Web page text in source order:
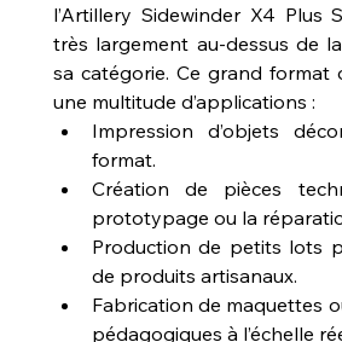
l’Artillery Sidewinder X4 Plus
très largement au-dessus de
sa catégorie. Ce grand format
une multitude d’applications :
Impression d’objets
format.
Création de pièces
prototypage ou la
Production de petits lots
de produits artisanaux.
Fabrication de maquettes
pédagogiques à l’échelle